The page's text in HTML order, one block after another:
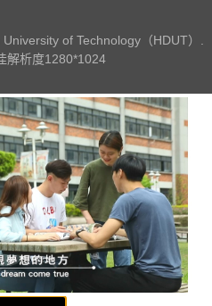
of Technology（HDUT）.
析度1280*1024